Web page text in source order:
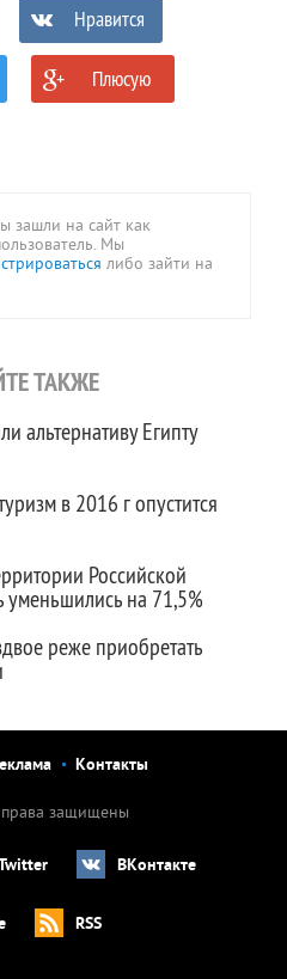
Нравится
Плюсую
зашли на сайт как
Мы
либо зайти на
ТАКЖЕ
альтернативу Египту
в 2016 г опустится
Российской
на 71,5%
реже приобретать
Контакты
защищены
ВКонтакте
RSS